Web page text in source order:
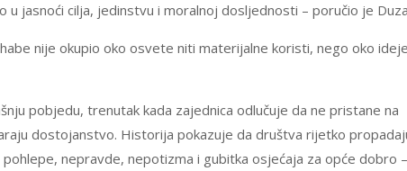
u jasnoći cilja, jedinstvu i moralnoj dosljednosti – poručio je
nije okupio oko osvete niti materijalne koristi, nego oko ideje
pobjedu, trenutak kada zajednica odlučuje da ne pristane na
dostojanstvo. Historija pokazuje da društva rijetko
nepravde, nepotizma i gubitka osjećaja za opće dobro –